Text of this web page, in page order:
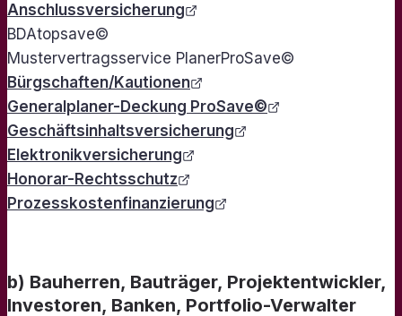
Anschlussversicherung
BDAtopsave©
Mustervertragsservice PlanerProSave©
Bürgschaften/Kautionen
Generalplaner-Deckung ProSave©
Geschäftsinhaltsversicherung
Elektronikversicherung
Honorar-Rechtsschutz
Prozesskostenfinanzierung
b) Bauherren, Bauträger, Projektentwickler,
Investoren, Banken, Portfolio-Verwalter